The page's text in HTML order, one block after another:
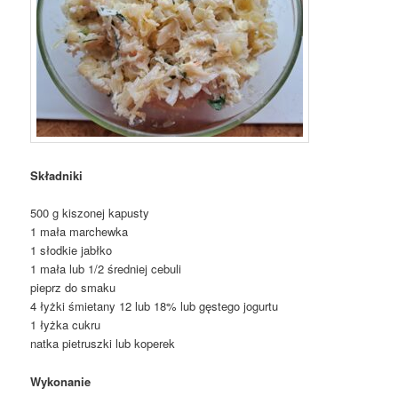
Składniki
500 g kiszonej kapusty
1 mała marchewka
1 słodkie jabłko
1 mała lub 1/2 średniej cebuli
pieprz do smaku
4 łyżki śmietany 12 lub 18% lub gęstego jogurtu
1 łyżka cukru
natka pietruszki lub koperek
Wykonanie